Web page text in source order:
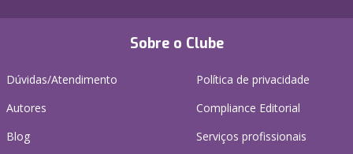
Sobre o Clube
Dúvidas/Atendimento
Autores
Blog
Política de privacidade
Compliance Editorial
Serviços profissionais